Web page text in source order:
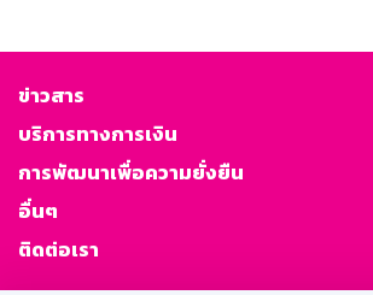
ข่าวสาร
บริการทางการเงิน
การพัฒนาเพื่อความยั่งยืน
อื่นๆ
ติดต่อเรา